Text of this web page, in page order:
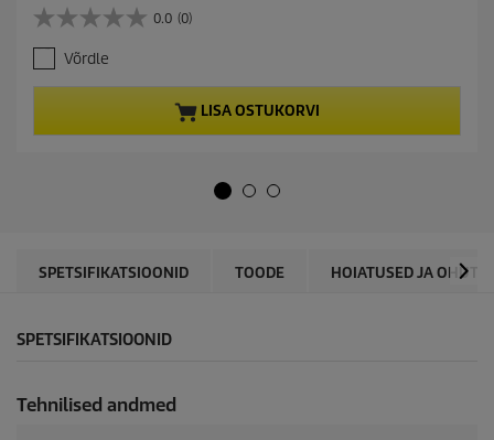
r
e
n
t
0.0 (0)
0
.
0
/
Võrdle
LISA OSTUKORVI
SPETSIFIKATSIOONID TOODE HOIATUSED JA
SPETSIFIKATSIOONID
Tehnilised andmed